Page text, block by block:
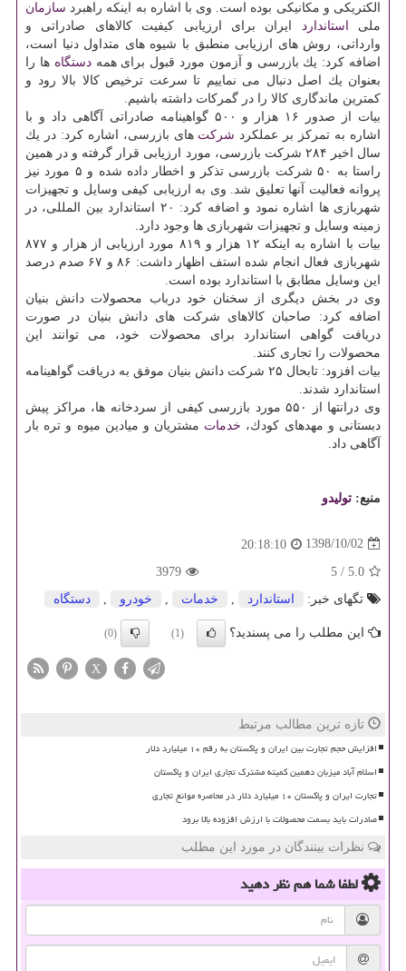
الكتریكی و مكانیكی بوده است. وی با اشاره به اینكه راهبرد سازمان
ملی
استاندارد ایران برای ارزیابی كیفیت كالاهای صادراتی و
وارداتی، روش های ارزیابی منطبق با شیوه های متداول دنیا است،
اضافه كرد: یك بازرسی و آزمون مورد قبول برای همهدستگاه ها را
بعنوان یك اصل دنبال می نماییم تا سرعت ترخیص كالا بالا رود و
كمترین ماندگاری كالا را در گمركات داشته باشیم.
بیات از صدور ۱۶ هزار و ۵۰۰ گواهینامه صادراتی آگاهی داد و با
اشاره به تمركز بر عملكرد شركت های بازرسی، اشاره كرد: در یك
سال اخیر ۲۸۴ شركت بازرسی، مورد ارزیابی قرار گرفته و در همین
راستا به ۵۰ شركت بازرسی تذكر و اخطار داده شده و ۵ مورد نیز
پروانه فعالیت آنها تعلیق شد. وی به ارزیابی كیفی وسایل و تجهیزات
شهربازی ها اشاره نمود و اضافه كرد: ۲۰ استاندارد بین المللی، در
زمینه وسایل و تجهیزات شهربازی ها وجود دارد.
بیات با اشاره به اینكه ۱۲ هزار و ۸۱۹ مورد ارزیابی از هزار و ۸۷۷
شهربازی فعال انجام شده استف اظهار داشت: ۸۶ و ۶۷ صدم درصد
این وسایل مطابق با استاندارد بوده است.
وی در بخش دیگری از سخنان خود درباب محصولات دانش بنیان
اضافه كرد: صاحبان كالاهای شركت های دانش بنیان در صورت
دریافت گواهی استاندارد برای محصولات خود، می توانند این
محصولات را تجاری كنند.
بیات افزود: تابحال ۲۵ شركت دانش بنیان موفق به دریافت گواهینامه
استاندارد شدند.
وی درانتها از ۵۵۰ مورد بازرسی كیفی از سردخانه ها، مراكز پیش
دبستانی و مهدهای كودك، خدمات مشتریان و میادین میوه و تره بار
آگاهی داد.
منبع: تولیدو
1398/10/02
20:18:10
5.0
/
5
3979
تگهای خبر:
استاندارد خدمات خودرو دستگاه
این مطلب را می پسندید؟ (1)
(0)
X
تازه ترین مطالب مرتبط
افزایش حجم تجارت بین ایران و پاکستان به رقم ۱۰ میلیارد دلار
اسلام آباد میزبان دهمین کمیته مشترک تجاری ایران و پاکستان
تجارت ایران و پاکستان ۱۰ میلیارد دلار در محاصره موانع تجاری
صادرات باید بسمت محصولات با ارزش افزوده بالا برود
نظرات بینندگان در مورد این مطلب
لطفا شما همنظر دهید